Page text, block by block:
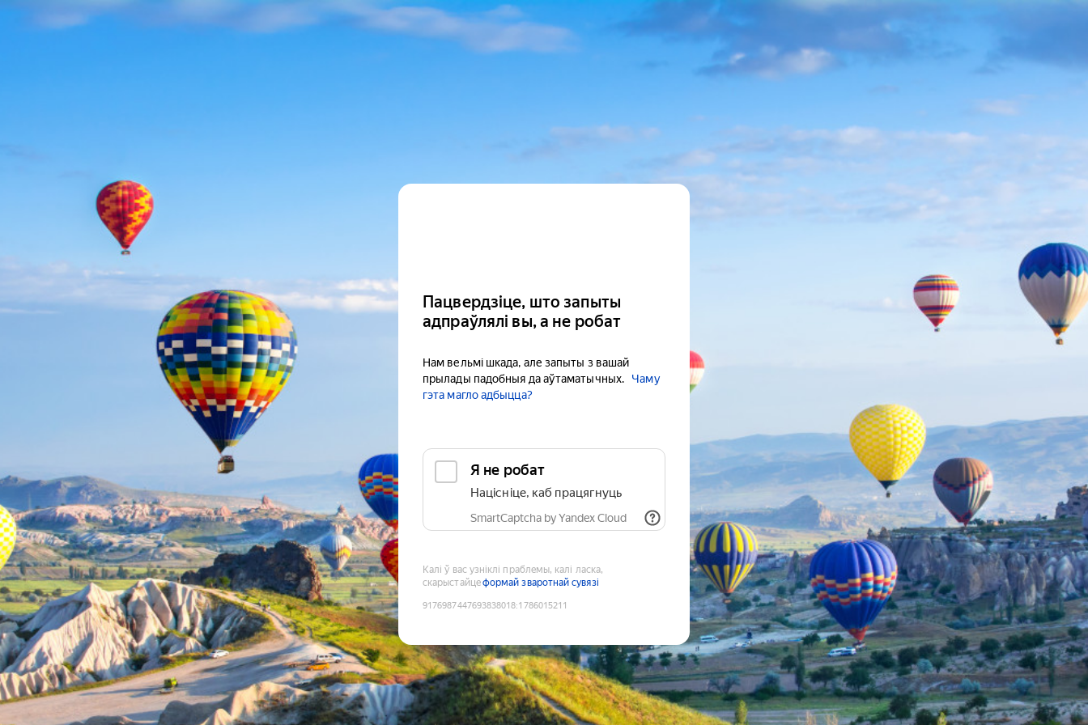
Пацвердзіце, што запыты
адпраўлялі вы, а не робат
Нам вельмі шкада, але запыты з вашай
прылады падобныя да аўтаматычных.
Чаму
гэта магло адбыцца?
Я не робат
Націсніце, каб працягнуць
SmartCaptcha by Yandex Cloud
Калі ў вас узніклі праблемы, калі ласка,
скарыстайцеформай зваротнай сувязі
9176987447693838018:1786015211